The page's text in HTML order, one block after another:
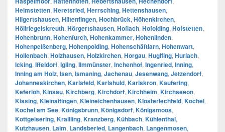
Heimstetten, Heretsried, Herrsching, Hettenshausen,
Hilgertshausen, Hiltenfingen, Hochbrück, Höhenkirchen,
Höllriegelskreuth, Hörgertshausen, Hoflach, Hofolding, Hofstetten,
Hohenbrunn, Hohenfurch, Hohenkammer, Hohenlinden,
Hohenpeißenberg, Hohenpolding, Hohenschäftlarn, Hohenwart,
Hollenbach, Holzhausen, Holzkirchen, Horgau, Huglfing, Hurlach,
Icking, Iffeldorf, Igling, Ilmmünster, Inchenhof, Ingenried, Inning,
Inning am Holz, Isen, Ismaning, Jachenau, Jesenwang, Jetzendorf,
Johanneskirchen, Karlsfeld, Karlshuld, Karlskron, Kaufering,
Keferloh, Kinsau, Kirchberg, Kirchdorf, Kirchheim, Kirchseeon,
Kissing, Kleinaitingen, Kleineichenhausen, Klosterlechfeld, Kochel,
Kochel am See, Königsbrunn, Königsdorf, Königsmoos,
Kottgeisering, Krailling, Kranzberg, Kühbach, Kühlenthal,
Kutzhausen, Laim, Landsberied, Langenbach, Langenmosen,